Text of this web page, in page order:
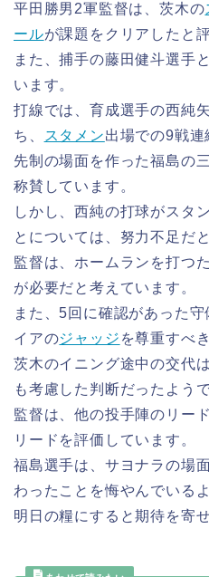
平田勝男2軍監督は、茨木の
ールが課題をクリアしたと
また、捕手の藤田健斗選手
います。
打線では、育成選手の西純
ち、
スタメン出場での9戦連
先制の場面を作った福島の
称賛しています。
しかし、西純の打球がスタ
とについては、努力不足だ
監督は、ホームランを打つ
が必要だと考えています。
また、5回に確認があった
イアのジャッジ を尊重すべ
茨木のイニング途中の交代
も考慮した判断だったようで
監督は、他の投手陣のリー
リードを評価しています。
福島選手は、サヨナラの場
わったことを悔やんでいる
明日の糧にすると期待を寄